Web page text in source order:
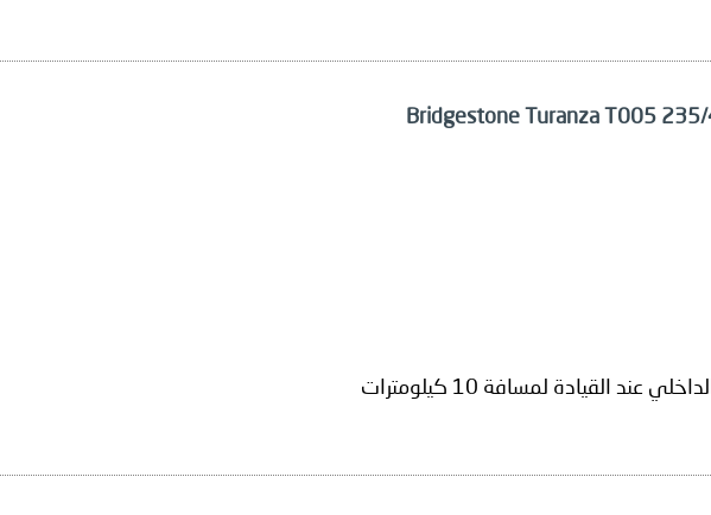
القيادة لمسافة 10 كيلومترات